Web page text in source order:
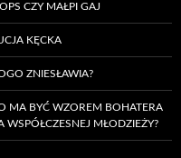
CZY MAŁPI GAJ
KĘCKA
ZNIESŁAWIA?
MA BYĆ WZOREM BOHATERA
WSPÓŁCZESNEJ MŁODZIEŻY?